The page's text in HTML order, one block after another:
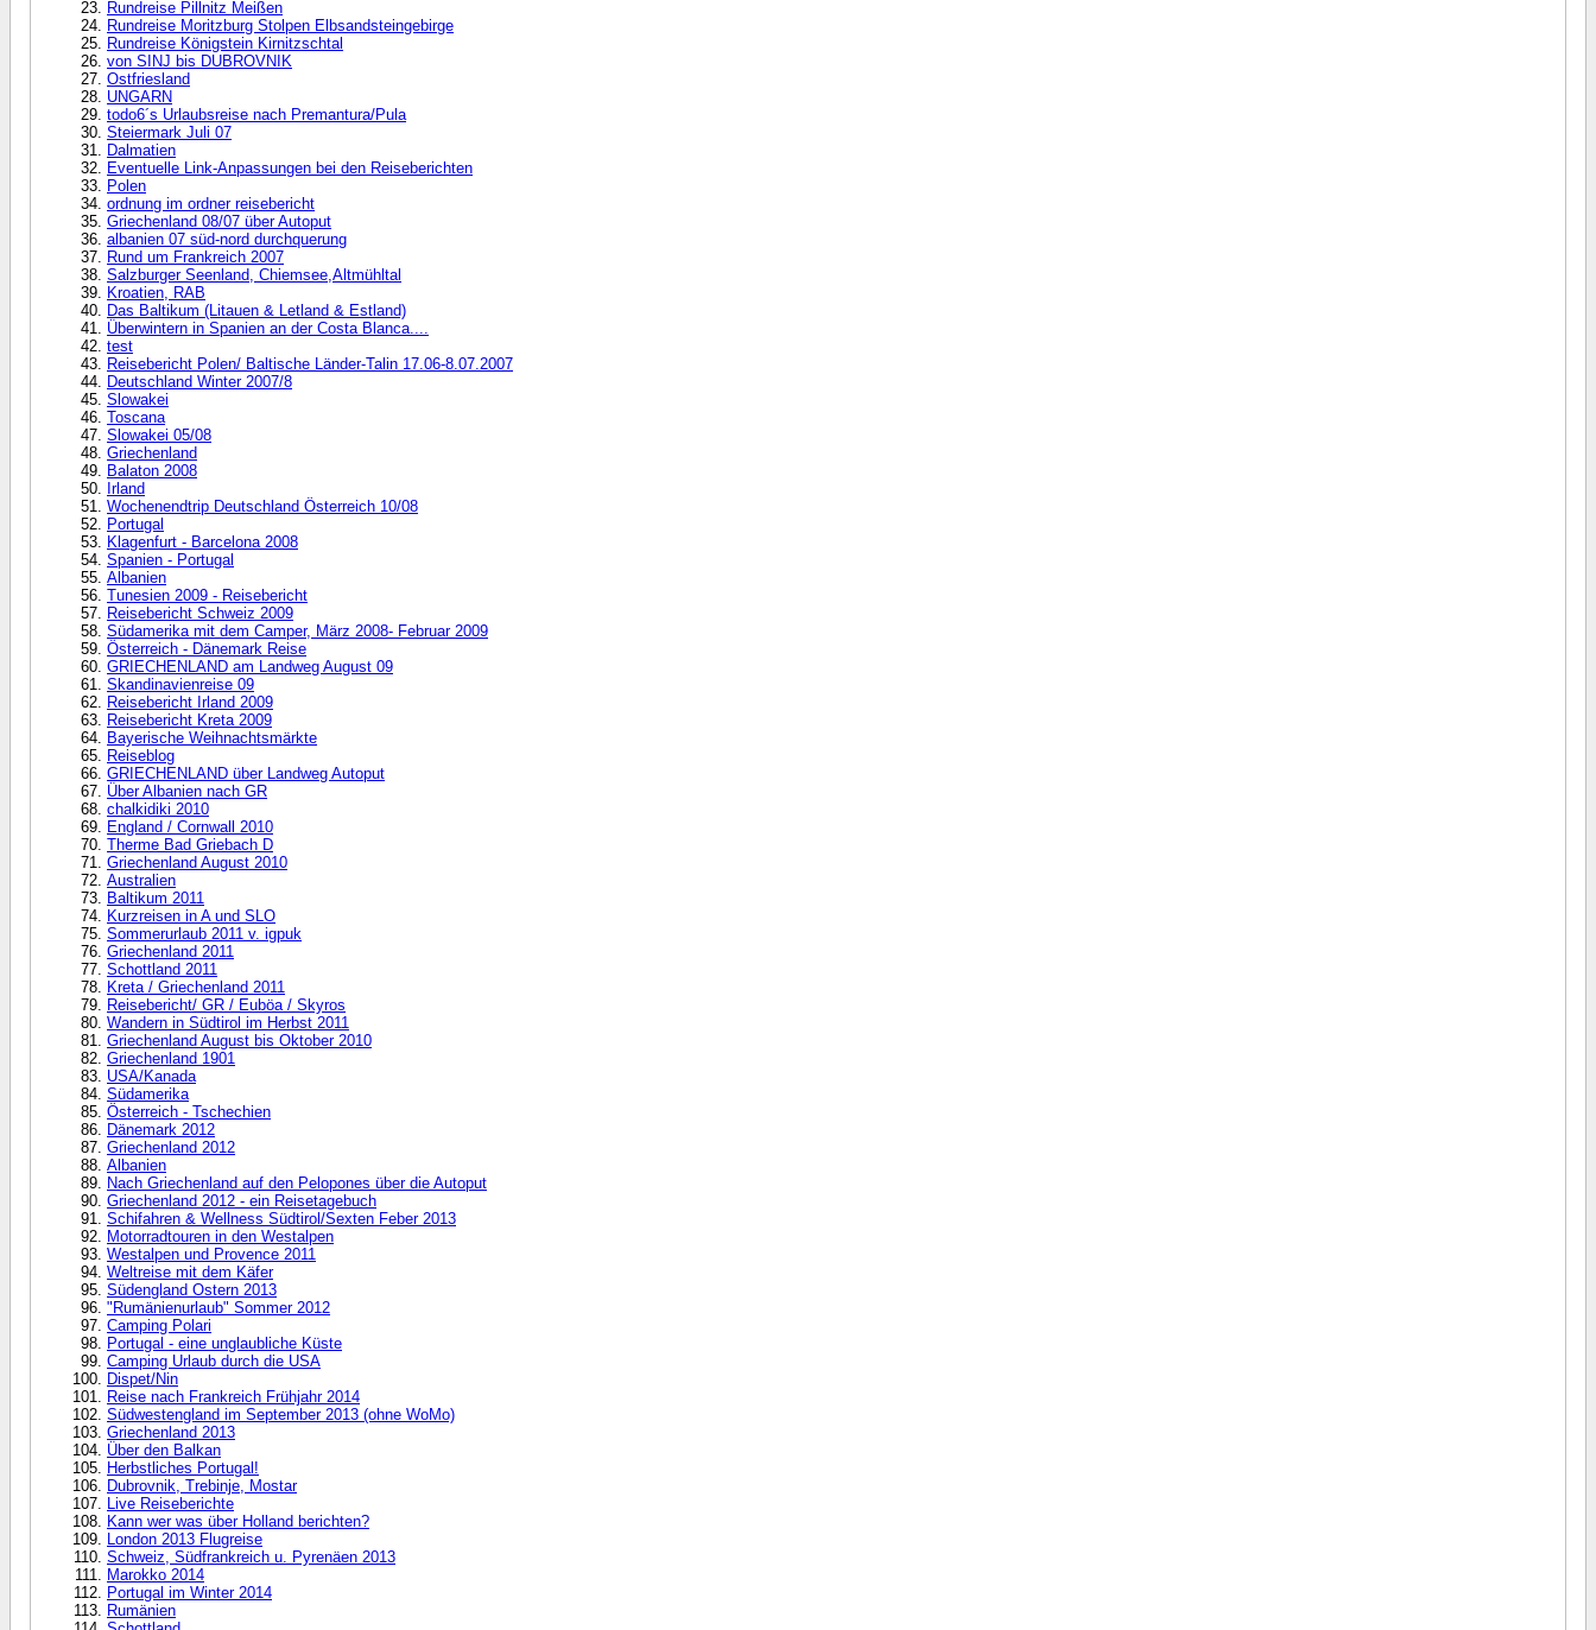
Rundreise Pillnitz Meißen
Rundreise Moritzburg Stolpen Elbsandsteingebirge
Rundreise Königstein Kirnitzschtal
von SINJ bis DUBROVNIK
Ostfriesland
UNGARN
todo6´s Urlaubsreise nach Premantura/Pula
Steiermark Juli 07
Dalmatien
Eventuelle Link-Anpassungen bei den Reiseberichten
Polen
ordnung im ordner reisebericht
Griechenland 08/07 über Autoput
albanien 07 süd-nord durchquerung
Rund um Frankreich 2007
Salzburger Seenland, Chiemsee,Altmühltal
Kroatien, RAB
Das Baltikum (Litauen & Letland & Estland)
Überwintern in Spanien an der Costa Blanca....
test
Reisebericht Polen/ Baltische Länder-Talin 17.06-8.07.2007
Deutschland Winter 2007/8
Slowakei
Toscana
Slowakei 05/08
Griechenland
Balaton 2008
Irland
Wochenendtrip Deutschland Österreich 10/08
Portugal
Klagenfurt - Barcelona 2008
Spanien - Portugal
Albanien
Tunesien 2009 - Reisebericht
Reisebericht Schweiz 2009
Südamerika mit dem Camper, März 2008- Februar 2009
Österreich - Dänemark Reise
GRIECHENLAND am Landweg August 09
Skandinavienreise 09
Reisebericht Irland 2009
Reisebericht Kreta 2009
Bayerische Weihnachtsmärkte
Reiseblog
GRIECHENLAND über Landweg Autoput
Über Albanien nach GR
chalkidiki 2010
England / Cornwall 2010
Therme Bad Griebach D
Griechenland August 2010
Australien
Baltikum 2011
Kurzreisen in A und SLO
Sommerurlaub 2011 v. igpuk
Griechenland 2011
Schottland 2011
Kreta / Griechenland 2011
Reisebericht/ GR / Euböa / Skyros
Wandern in Südtirol im Herbst 2011
Griechenland August bis Oktober 2010
Griechenland 1901
USA/Kanada
Südamerika
Österreich - Tschechien
Dänemark 2012
Griechenland 2012
Albanien
Nach Griechenland auf den Pelopones über die Autoput
Griechenland 2012 - ein Reisetagebuch
Schifahren & Wellness Südtirol/Sexten Feber 2013
Motorradtouren in den Westalpen
Westalpen und Provence 2011
Weltreise mit dem Käfer
Südengland Ostern 2013
"Rumänienurlaub" Sommer 2012
Camping Polari
Portugal - eine unglaubliche Küste
Camping Urlaub durch die USA
Dispet/Nin
Reise nach Frankreich Frühjahr 2014
Südwestengland im September 2013 (ohne WoMo)
Griechenland 2013
Über den Balkan
Herbstliches Portugal!
Dubrovnik, Trebinje, Mostar
Live Reiseberichte
Kann wer was über Holland berichten?
London 2013 Flugreise
Schweiz, Südfrankreich u. Pyrenäen 2013
Marokko 2014
Portugal im Winter 2014
Rumänien